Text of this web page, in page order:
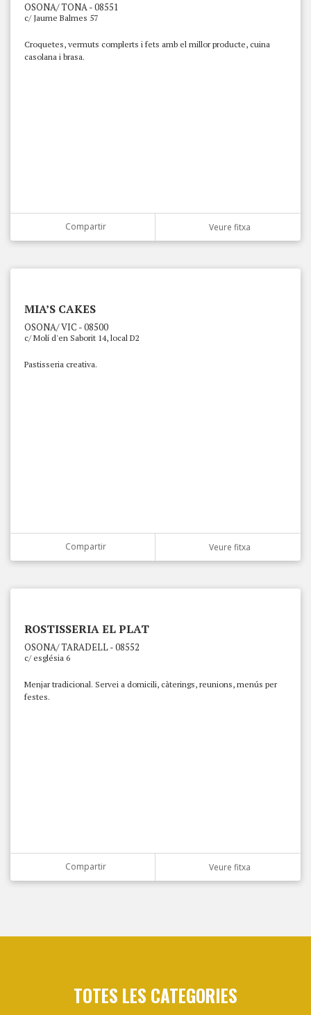
OSONA/ TONA - 08551
c/ Jaume Balmes 57
Croquetes, vermuts complerts i fets amb el millor producte, cuina
casolana i brasa.
Compartir Veure fitxa
MIA’S CAKES
OSONA/ VIC - 08500
c/ Molí d'en Saborit 14, local D2
Pastisseria creativa.
Compartir Veure fitxa
ROSTISSERIA EL PLAT
OSONA/ TARADELL - 08552
c/ església 6
Menjar tradicional. Servei a domicili, càterings, reunions, menús per
festes.
Compartir Veure fitxa
TOTES LES CATEGORIES